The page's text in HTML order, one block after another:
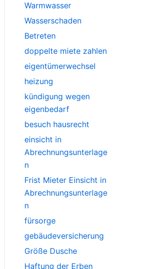
Warmwasser
Wasserschaden
Betreten
doppelte miete zahlen
eigentümerwechsel
heizung
kündigung wegen
eigenbedarf
besuch hausrecht
einsicht in
Abrechnungsunterlage
n
Frist Mieter Einsicht in
Abrechnungsunterlage
n
fürsorge
gebäudeversicherung
Größe Dusche
Haftung der Erben